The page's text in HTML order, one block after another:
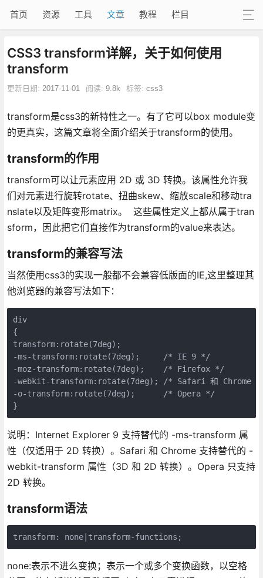
首页 资源 工具 文章 教程 栏目
CSS3 transform详解，关于如何使用
transform
更新日期: 2017-11-01 阅读: 9.8k 标签: css3
transform是css3的新特性之一。有了它可以box module变
的更真实，这篇文章将全面介绍关于transform的使用。
transform的作用
transform可以让元素应用 2D 或 3D 转换。该属性允许我
们对元素进行旋转rotate、扭曲skew、缩放scale和移动tra
nslate以及矩阵变形matrix。 这些属性定义上都从属于tran
sform，因此把它们直接作为transform的value来表达。
transform的兼容写法
当然使用css3的实现一般都不会兼容低版面的IE,这里整理其
他浏览器的兼容写法如下：
div
{
transform:rotate(7deg);
-ms-transform:rotate(7deg); 	/* IE 9 */
-moz-transform:rotate(7deg); 	/* Firefox */
-webkit-transform:rotate(7deg); /* Safari 和 Chrome
-o-transform:rotate(7deg); 	/* Opera */
}
说明：Internet Explorer 9 支持替代的 -ms-transform 属
性（仅适用于 2D 转换）。Safari 和 Chrome 支持替代的 -
webkit-transform 属性（3D 和 2D 转换）。Opera 只支持
2D 转换。
transform语法
transform: none|transform-functions;
none:表示不进么变换；表示一个或多个变换函数，以空格